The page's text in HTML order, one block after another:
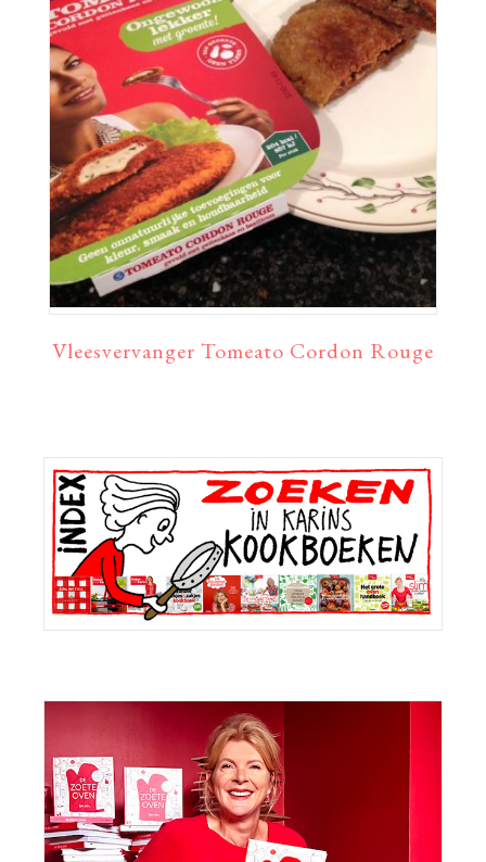
Vleesvervanger Tomeato Cordon Rouge
Primaire
Sidebar